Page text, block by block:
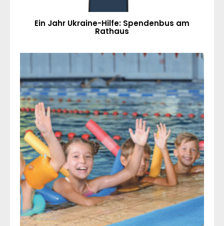
Ein Jahr Ukraine-Hilfe: Spendenbus am
Rathaus